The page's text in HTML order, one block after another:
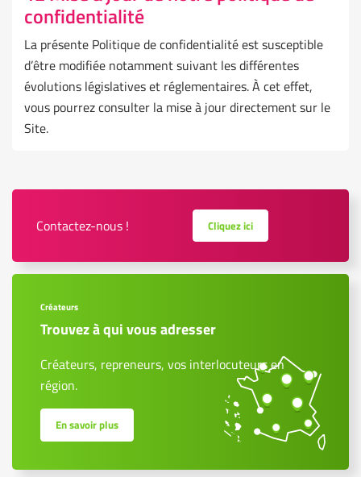
confidentialité
La présente Politique de confidentialité est susceptible
d’être modifiée notamment suivant les différentes
évolutions législatives et réglementaires. À cet effet,
vous pourrez consulter la mise à jour directement sur le
Site.
Contactez-nous ! Cliquez ici
Créateurs
Trouvez à qui vous adresser
Créateurs, repreneurs, vos interlocuteurs en
région.
En savoir plus